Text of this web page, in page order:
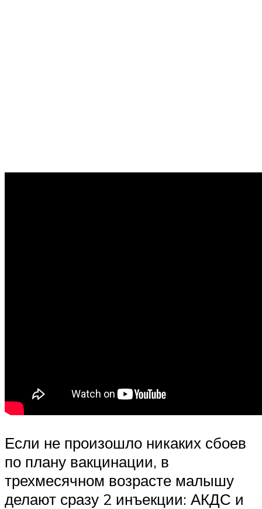
Если не произошло никаких сбоев
по плану вакцинации, в
трехмесячном возрасте малышу
делают сразу 2 инъекции: АКДС и